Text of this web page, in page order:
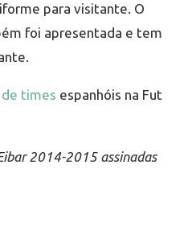
para visitante. O
foi apresentada e tem
de times espanhóis na Fut
2014-2015 assinadas